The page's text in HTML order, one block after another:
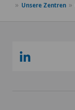
Unsere Zentren